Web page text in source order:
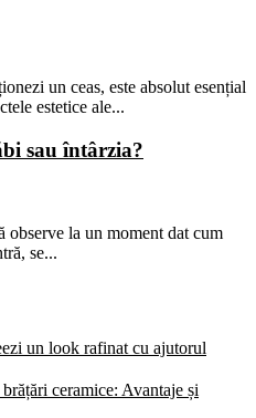
un ceas, este absolut esențial
estetice ale...
sau întârzia?
observe la un moment dat cum
se...
un look rafinat cu ajutorul
ceramice: Avantaje și